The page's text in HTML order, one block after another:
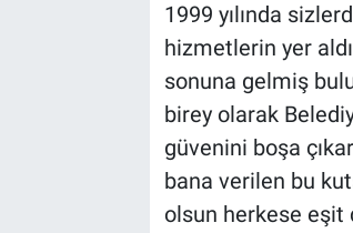
1999 yılında
hizmetlerin yer
sonuna gelmiş
birey olarak
güvenini boşa
bana verilen bu
olsun herkese eşit